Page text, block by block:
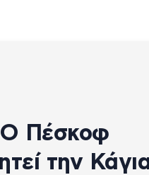
Ο Πέσκοφ
την